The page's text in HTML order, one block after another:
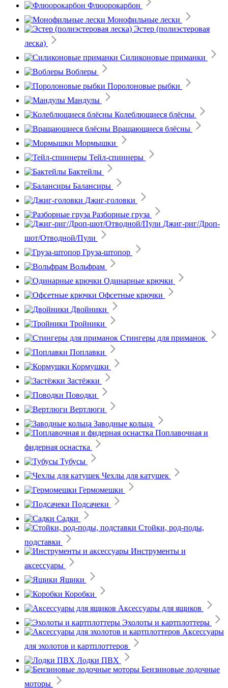
Флюорокарбон
Монофильные лески
Эстер (полиэстеровая
леска)
Силиконовые приманки
Воблеры
Поролоновые рыбки
Мандулы
Колеблющиеся блёсны
Вращающиеся блёсны
Мормышки
Тейл-спиннеры
Бактейлы
Балансиры
Джиг-головки
Разборные груза
Джиг-риг/Дроп-
шот/Отводной/Пули
Груза-штопор
Вольфрам
Одинарные крючки
Офсетные крючки
Двойники
Тройники
Стингеры для приманок
Поплавки
Кормушки
Застёжки
Поводки
Вертлюги
Заводные кольца
Поплавочная и
фидерная оснастка
Тубусы
Чехлы для катушек
Гермомешки
Подсачеки
Садки
Стойки, род-поды,
подставки
Инструменты и
аксессуары
Ящики
Коробки
Аксессуары для ящиков
Эхолоты и картплоттеры
Аксессуары
для эхолотов и картплоттеров
Лодки ПВХ
Бензиновые лодочные
моторы